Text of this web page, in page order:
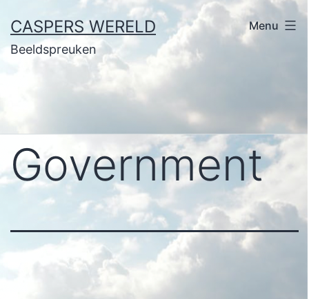
naar
de
CASPERS WERELD
Beeldspreuken
Menu
Government